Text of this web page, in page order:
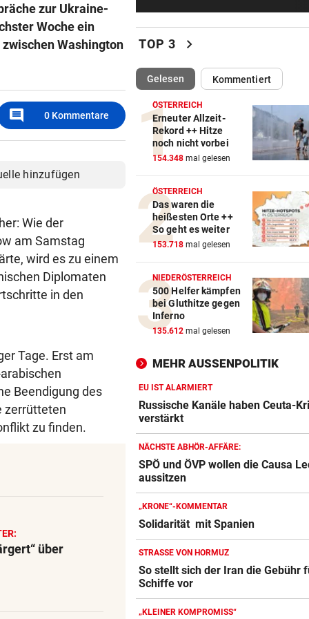
zur Ukraine-
Woche ein
Washington
comment 0 Kommentare
hinzufügen
Wie der
am Samstag
wird es zu einem
Diplomaten
in den
Tage. Erst am
Beendigung des
zerrütteten
zu finden.
über
Das ist bisher über die
Sprengstoff-Drohne
Neuseelands tödlichste Katze
„Nine Lives“ erlegt
EU IST ALARMIERT
Russische Kanäle haben
Krise verstärkt
Zverev schimpft nach Aus:
schlechteste Match“
POLIZEI SUCHT ZEUGEN
Bub (4) trieb regungslos im
Wasser – reanimiert!
TÜR VEREITELT ÜBERFALL
Tollpatschiger Räuber muss
Unwetter: Trinkwasser in
Ort verunreinigt!
„WUT UND VERBITTERUNG“
Lebenslange Haft nach Auto-
Anschlag in München
Sturz von Lamparter: Jetzt ist
Diagnose da!
Notruf abgebrochen: Suche
verletztem Wanderer
TOP 3 chevron_right
Gelesen(ausgewählt)Kommentiert
ÖSTERREICH
Erneuter Allzeit-
Rekord ++ Hitze
noch nicht vorbei
154.348 mal gelesen
ÖSTERREICH
Das waren die
heißesten Orte ++
So geht es weiter
153.718 mal gelesen
NIEDERÖSTERREICH
500 Helfer kämpfen
bei Gluthitze gegen
Inferno
135.612 mal gelesen
MEHR AUSSENPOLITIK
EU IST ALARMIERT
Russische Kanäle haben Ceuta-
verstärkt
NÄCHSTE ABHÖR-AFFÄRE:
SPÖ und ÖVP wollen die Causa
aussitzen
„KRONE“-KOMMENTAR
Solidarität mit Spanien
STRASSE VON HORMUZ
So stellt sich der Iran die Gebühr
Schiffe vor
„KLEINER KOMPROMISS“